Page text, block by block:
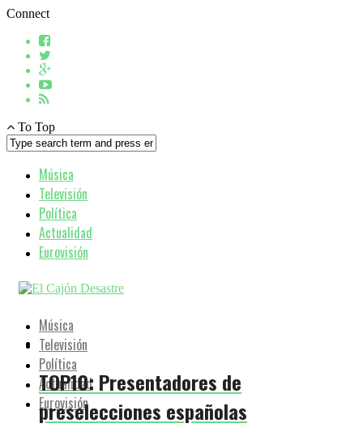
Connect
To Top
Música
Televisión
Política
Actualidad
Eurovisión
Música
Televisión
Política
Actualidad
Eurovisión
TOP10: Presentadores de
preselecciones españolas